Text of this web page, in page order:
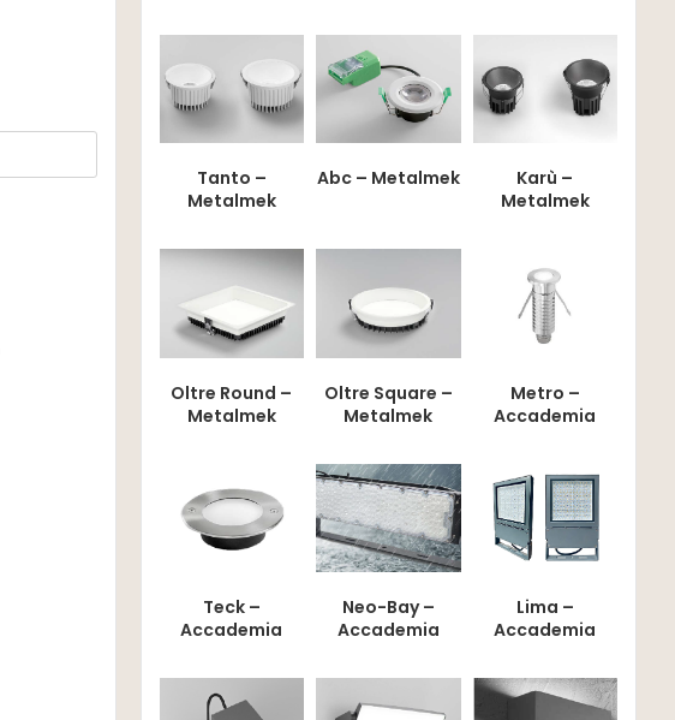
Tanto –
Metalmek
Abc – Metalmek
Karù –
Metalmek
Oltre Round –
Metalmek
Oltre Square –
Metalmek
Metro –
Accademia
Teck –
Accademia
Neo-Bay –
Accademia
Lima –
Accademia